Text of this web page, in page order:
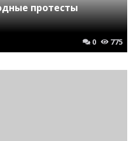
протесты
0 775